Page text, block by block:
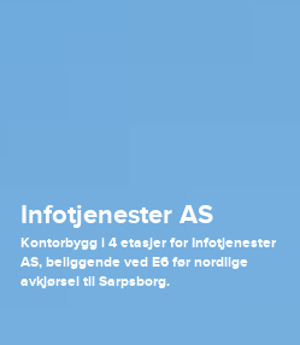
Infotjenester AS
Kontorbygg i 4 etasjer for Infotjenester
AS, beliggende ved E6 før nordlige
avkjørsel til Sarpsborg.